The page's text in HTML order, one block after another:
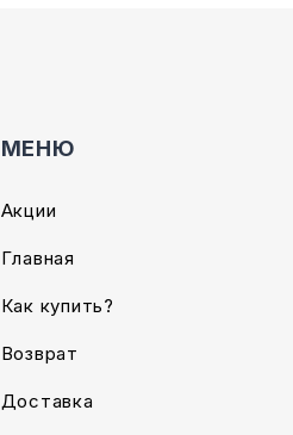
МЕНЮ
Акции
Главная
Как купить?
Возврат
Доставка